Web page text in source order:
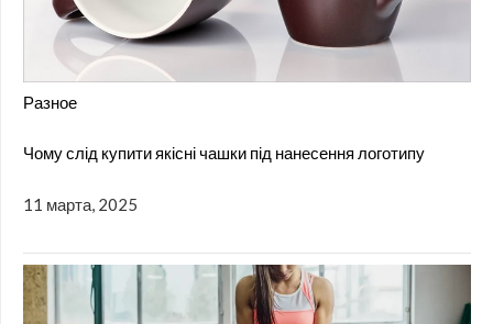
Разное
Чому слід купити якісні чашки під нанесення логотипу
11 марта, 2025